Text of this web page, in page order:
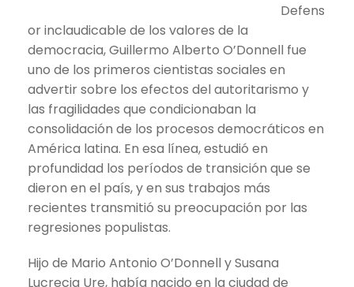
Defens
or inclaudicable de los valores de la
democracia, Guillermo Alberto O’Donnell fue
uno de los primeros cientistas sociales en
advertir sobre los efectos del autoritarismo y
las fragilidades que condicionaban la
consolidación de los procesos democráticos en
América latina. En esa línea, estudió en
profundidad los períodos de transición que se
dieron en el país, y en sus trabajos más
recientes transmitió su preocupación por las
regresiones populistas.
Hijo de Mario Antonio O’Donnell y Susana
Lucrecia Ure, había nacido en la ciudad de